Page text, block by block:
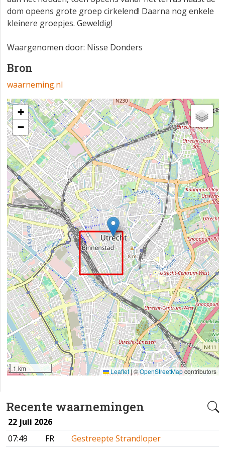
Recente waarnemingen
22 juli 2026
07:49
FR
Gestreepte Strandloper
dom opeens grote groep cirkelend! Daarna nog enkele
kleinere groepjes. Geweldig!
Waargenomen door: Nisse Donders
Bron
waarneming.nl
+
−
1 km Leaflet | ©OpenStreetMapcontributors